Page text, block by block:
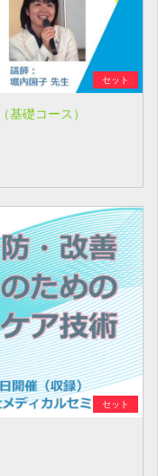
セット
基礎コース）
セット